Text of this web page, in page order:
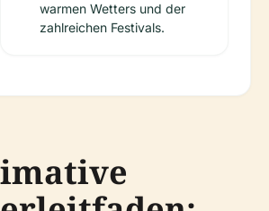
warmen Wetters und der
zahlreichen Festivals.